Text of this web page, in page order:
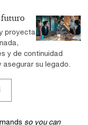
futuro
proyecta
y de continuidad
su legado.
so you can